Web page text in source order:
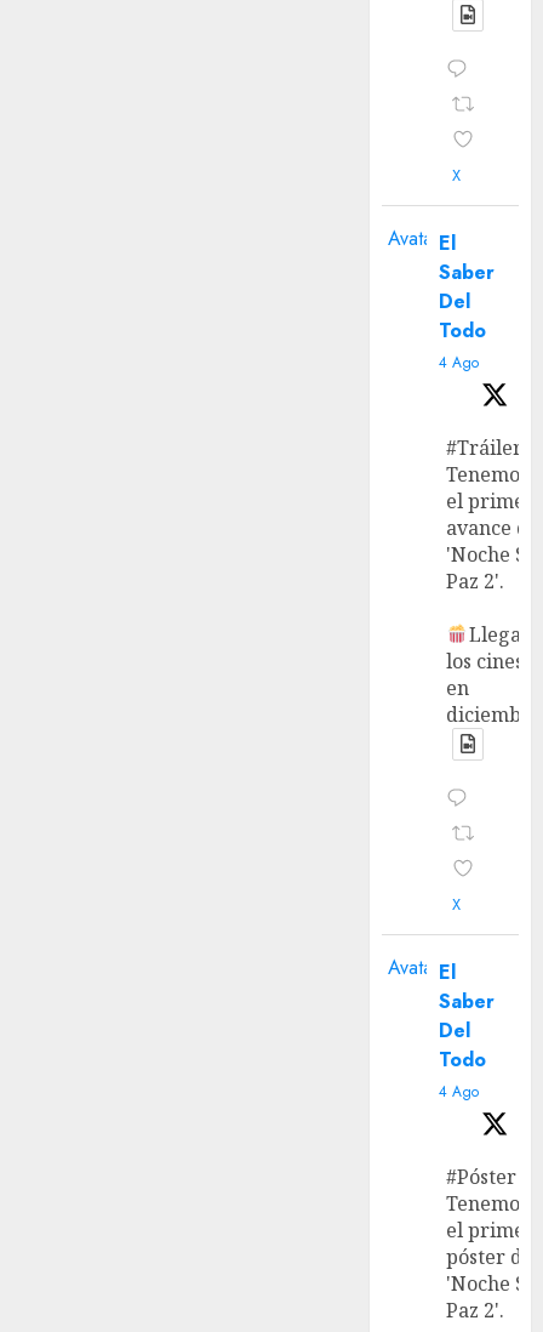
X
Avatar El
Saber
Del
Todo
4 Ago
#Tráiler
Tenemos
el primer
avance de
'Noche
Paz 2'.
Llega a
los cines
en
X
Avatar El
Saber
Del
Todo
4 Ago
#Póster
Tenemos
el primer
póster de
'Noche
Paz 2'.